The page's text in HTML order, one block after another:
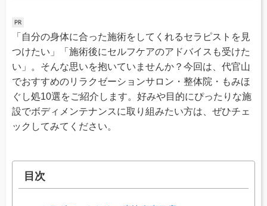
「自分の身体に合った施術をしてくれるセラピストを見
つけたい」「施術後にセルフケアのアドバイスも受けた
い」。そんな思いを抱いていませんか？今回は、代官山
でおすすめのリラクゼーションサロン・整体院・もみほ
ぐし処10選をご紹介します。好みや目的にぴったりな施
設でボディメンテナンスに取り組みたい方は、ぜひチェ
ックしてみてください。
目次